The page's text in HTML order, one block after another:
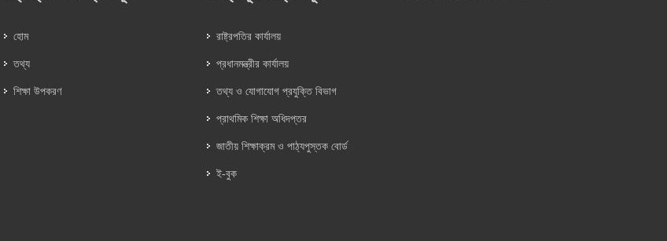
হোম
তথ্য
শিক্ষা উপকরণ
রাষ্ট্রপতির কার্যালয়
প্রধানমন্ত্রীর কার্যালয়
তথ্য ও যোগাযোগ প্রযুক্তি বিভাগ
প্রাথমিক শিক্ষা অধিদপ্তর
জাতীয় শিক্ষাক্রম ও পাঠ্যপুস্তক বোর্ড
ই-বুক